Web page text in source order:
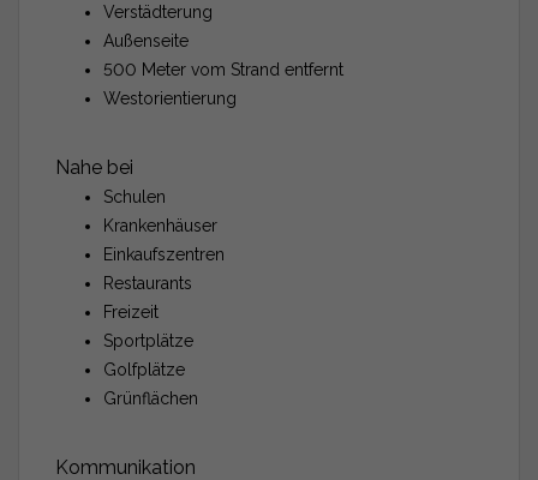
Verstädterung
Außenseite
500 Meter vom Strand entfernt
Westorientierung
Nahe bei
Schulen
Krankenhäuser
Einkaufszentren
Restaurants
Freizeit
Sportplätze
Golfplätze
Grünflächen
Kommunikation